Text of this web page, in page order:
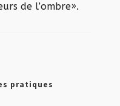
de l’ombre».
pratiques